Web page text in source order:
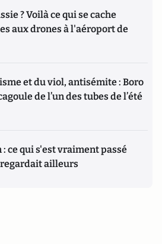
? Voilà ce qui se cache
aux drones à l'aéroport de
et du viol, antisémite : Boro
de l’un des tubes de l’été
ce qui s'est vraiment passé
ailleurs